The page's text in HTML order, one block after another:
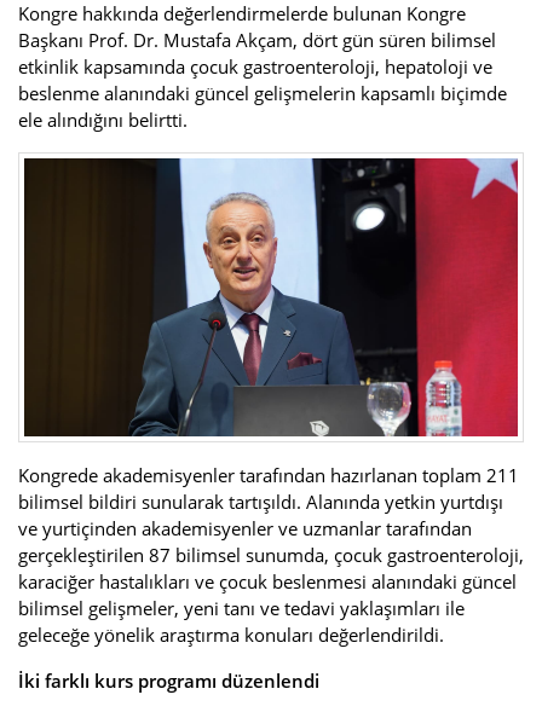
Kongre hakkında değerlendirmelerde bulunan Kongre
Başkanı Prof. Dr. Mustafa Akçam, dört gün süren bilimsel
etkinlik kapsamında çocuk gastroenteroloji, hepatoloji ve
beslenme alanındaki güncel gelişmelerin kapsamlı biçimde
ele alındığını belirtti.
Kongrede akademisyenler tarafından hazırlanan toplam 211
bilimsel bildiri sunularak tartışıldı. Alanında yetkin yurtdışı
ve yurtiçinden akademisyenler ve uzmanlar tarafından
gerçekleştirilen 87 bilimsel sunumda, çocuk gastroenteroloji,
karaciğer hastalıkları ve çocuk beslenmesi alanındaki güncel
bilimsel gelişmeler, yeni tanı ve tedavi yaklaşımları ile
geleceğe yönelik araştırma konuları değerlendirildi.
İki farklı kurs programı düzenlendi